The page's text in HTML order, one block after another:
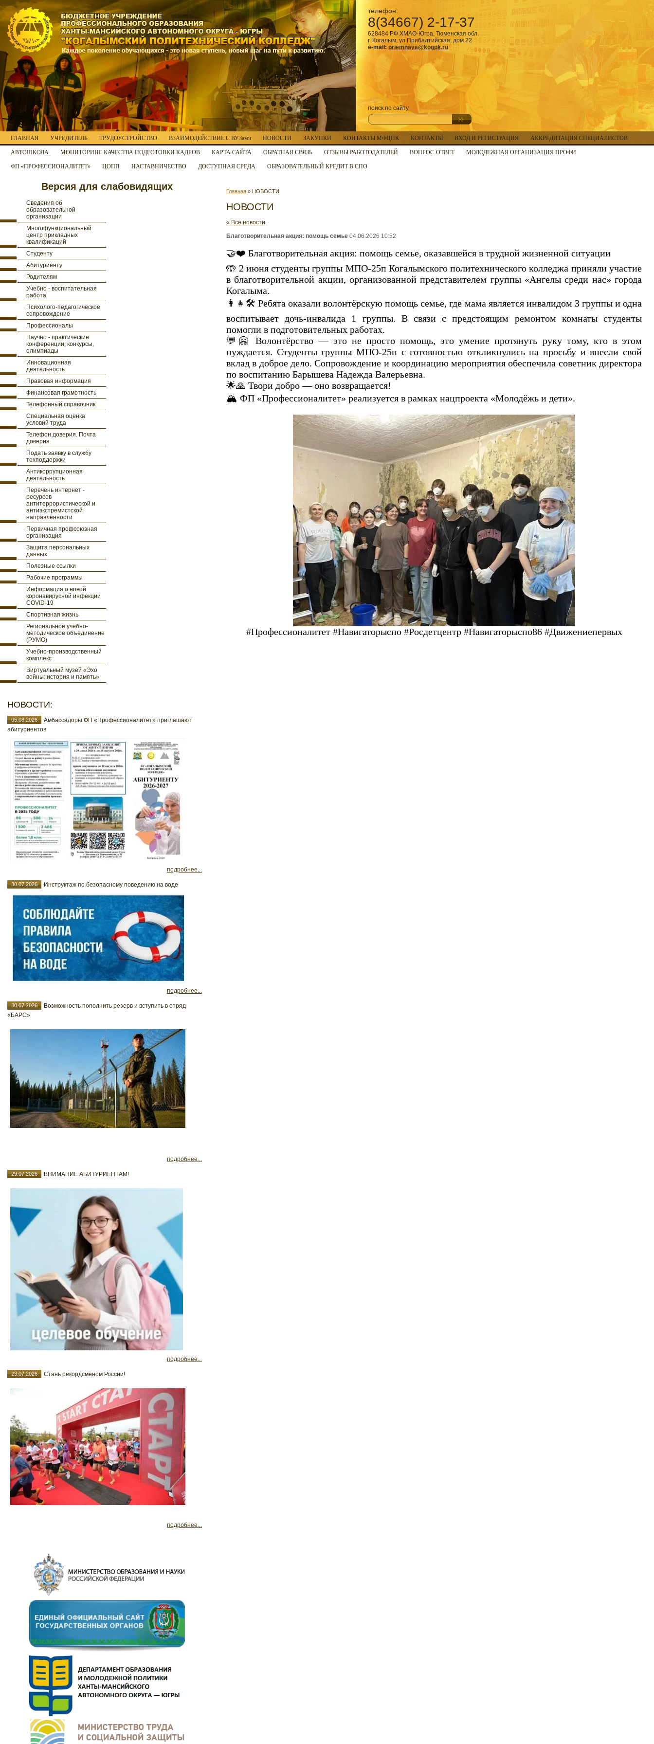
телефон:
8(34667) 2-17-37
628484 РФ ХМАО-Югра, Тюменская обл.
г. Когалым, ул.Прибалтийская, дом 22
e-mail: priemnaya@kogpk.ru
поиск по сайту
ГЛАВНАЯ УЧРЕДИТЕЛЬ ТРУДОУСТРОЙСТВО ВЗАИМОДЕЙСТВИЕ С ВУЗами НОВОСТИ ЗАКУПКИ КОНТАКТЫ МФЦПК КОНТАКТЫ ВХОД И РЕГИСТРАЦИЯ АККРЕДИТАЦИЯ СПЕЦИАЛИСТОВ
АВТОШКОЛА МОНИТОРИНГ КАЧЕСТВА ПОДГОТОВКИ КАДРОВ КАРТА САЙТА ОБРАТНАЯ СВЯЗЬ ОТЗЫВЫ РАБОТОДАТЕЛЕЙ ВОПРОС-ОТВЕТ МОЛОДЕЖНАЯ ОРГАНИЗАЦИЯ ПРОФИ
ФП «ПРОФЕССИОНАЛИТЕТ» ЦОПП НАСТАВНИЧЕСТВО ДОСТУПНАЯ СРЕДА ОБРАЗОВАТЕЛЬНЫЙ КРЕДИТ В СПО
Версия для слабовидящих
Сведения об
образовательной
организации
Многофункциональный
центр прикладных
квалификаций
Студенту
Абитуриенту
Родителям
Учебно - воспитательная
работа
Психолого-педагогическое
сопровождение
Профессионалы
Научно - практические
конференции, конкурсы,
олимпиады
Инновационная
деятельность
Правовая информация
Финансовая грамотность
Телефонный справочник
Специальная оценка
условий труда
Телефон доверия. Почта
доверия
Подать заявку в службу
техподдержки
Антикоррупционная
деятельность
Перечень интернет -
ресурсов
антитеррористической и
антиэкстремистской
направленности
Первичная профсоюзная
организация
Защита персональных
данных
Полезные ссылки
Рабочие программы
Информация о новой
коронавирусной инфекции
COVID-19
Спортивная жизнь
Региональное учебно-
методическое объединение
(РУМО)
Учебно-производственный
комплекс
Виртуальный музей «Эхо
войны: история и память»
НОВОСТИ:
05.08.2026
Амбассадоры ФП «Профессионалитет» приглашают
абитуриентов
подробнее...
30.07.2026 Инструктаж по безопасному поведению на воде
подробнее...
30.07.2026
Возможность пополнить резерв и вступить в отряд
«БАРС»
подробнее...
29.07.2026 ВНИМАНИЕ АБИТУРИЕНТАМ!
подробнее...
23.07.2026 Стань рекордсменом России!
подробнее...
Главная » НОВОСТИ
НОВОСТИ
« Все новости
Благотворительная акция: помощь семье 04.06.2026 10:52
🤝❤️ Благотворительная акция: помощь семье, оказавшейся в трудной жизненной ситуации
🤲 2 июня студенты группы МПО-25п Когалымского политехнического колледжа приняли участие
в благотворительной акции, организованной представителем группы «Ангелы среди нас» города
Когалыма.
👩‍👧🛠️ Ребята оказали волонтёрскую помощь семье, где мама является инвалидом 3 группы и одна
воспитывает дочь-инвалида 1 группы. В связи с предстоящим ремонтом комнаты студенты
помогли в подготовительных работах.
💬🤗 Волонтёрство — это не просто помощь, это умение протянуть руку тому, кто в этом
нуждается. Студенты группы МПО-25п с готовностью откликнулись на просьбу и внесли свой
вклад в доброе дело. Сопровождение и координацию мероприятия обеспечила советник директора
по воспитанию Барышева Надежда Валерьевна.
🌟🙏 Твори добро — оно возвращается!
🏔 ФП «Профессионалитет» реализуется в рамках нацпроекта «Молодёжь и дети».
#Профессионалитет #Навигаторыспо #Росдетцентр #Навигаторыспо86 #Движениепервых